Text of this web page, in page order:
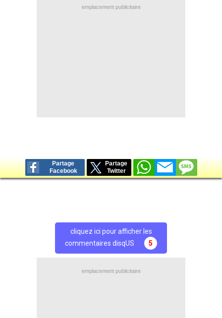
emplacement publicitaire
Partage
Facebook
Partage
Twitter
cliquez ici pour afficher les
commentaires disqUS
5
emplacement publicitaire